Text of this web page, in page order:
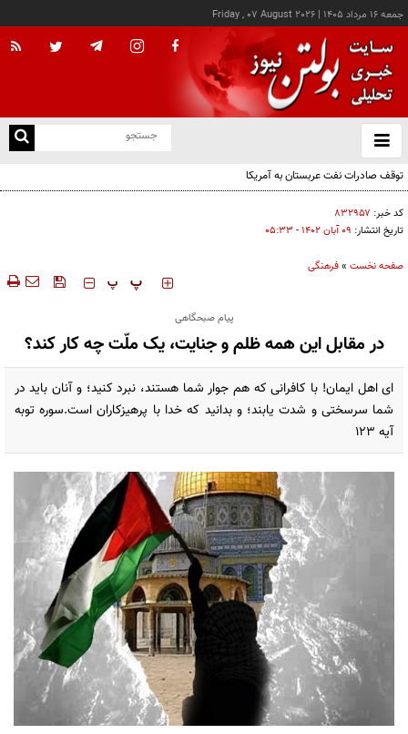
جمعه ۱۶ مرداد ۱۴۰۵ |
Friday , 07 August 2026
باز
و
توقف صادرات نفت عربستان به آمریکا
کد خبر: ۸۳۲۹۵۷
تاریخ انتشار: ۰۹ آبان ۱۴۰۲ - ۰۵:۳۳
صفحه نخست »فرهنگی
‍‍‍ پ پ
پیام صبحگاهی
در مقابل این همه ظلم و جنایت، یک ملّت چه کار کند؟
اى اهل ايمان! با كافرانى كه هم جوار شما هستند، نبرد كنيد؛ و آنان بايد در
شما سرسختى و شدت يابند؛ و بدانيد كه خدا با پرهيزكاران است.سوره توبه
آیه 123